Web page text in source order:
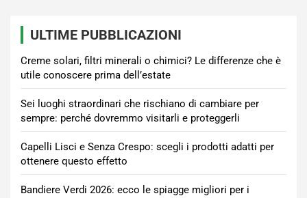
ULTIME PUBBLICAZIONI
Creme solari, filtri minerali o chimici? Le differenze che è
utile conoscere prima dell’estate
Sei luoghi straordinari che rischiano di cambiare per
sempre: perché dovremmo visitarli e proteggerli
Capelli Lisci e Senza Crespo: scegli i prodotti adatti per
ottenere questo effetto
Bandiere Verdi 2026: ecco le spiagge migliori per i